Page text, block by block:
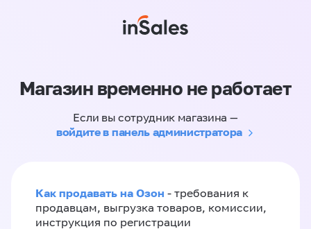
Магазин временно не работает
Если вы сотрудник магазина —
войдите в панель администратора
Как продавать на Озон - требования к
продавцам, выгрузка товаров, комиссии,
инструкция по регистрации